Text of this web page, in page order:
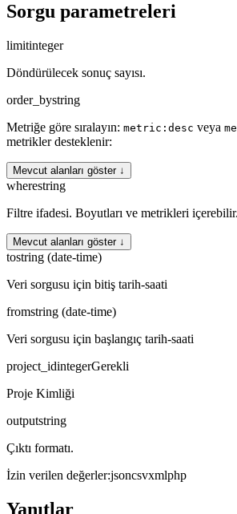
Sorgu parametreleri
limitinteger
Döndürülecek sonuç sayısı.
order_bystring
Metriğe göre sıralayın: metric:desc veya
metrikler desteklenir:
Mevcut alanları göster ↓
wherestring
Filtre ifadesi. Boyutları ve metrikleri içerebilir.
Mevcut alanları göster ↓
tostring (date-time)
Veri sorgusu için bitiş tarih-saati
fromstring (date-time)
Veri sorgusu için başlangıç tarih-saati
project_idintegerGerekli
Proje Kimliği
outputstring
Çıktı formatı.
İzin verilen değerler:jsoncsvxmlphp
Yanıtlar